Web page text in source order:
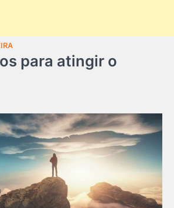
para atingir o